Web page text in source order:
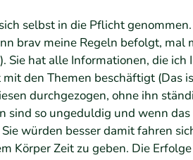
selbst in die Pflicht
brav meine Regeln befolgt, mal
Sie hat alle Informationen, die ich
den Themen beschäftigt (Das
durchgezogen, ohne ihn
sind so ungeduldig und wenn das
würden besser damit fahren
Körper Zeit zu geben. Die Erfolge